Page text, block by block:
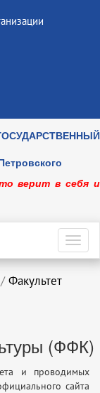
верит в себя и
/ Факультет
(ФФК)
и проводимых
сайта